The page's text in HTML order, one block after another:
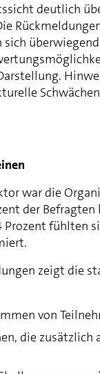
deutlich
war die
der
Prozent fühlten
zeigt die
von
die zusätzlich